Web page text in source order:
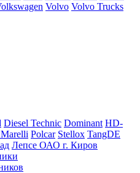
Volvo Volvo Trucks
Diesel Technic Dominant HD-
Polcar Stellox TangDE
Лепсе ОАО г. Киров